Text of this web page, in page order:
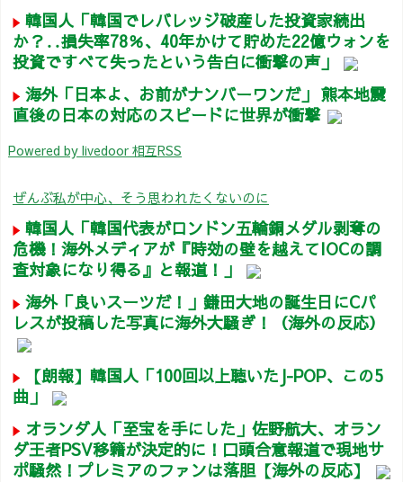
韓国人「韓国でレバレッジ破産した投資家続出
か？‥損失率78％、40年かけて貯めた22億ウォンを
投資ですべて失ったという告白に衝撃の声」
海外「日本よ、お前がナンバーワンだ」 熊本地震
直後の日本の対応のスピードに世界が衝撃
Powered by livedoor 相互RSS
ぜんぶ私が中心、そう思われたくないのに
韓国人「韓国代表がロンドン五輪銅メダル剥奪の
危機！海外メディアが『時効の壁を越えてIOCの調
査対象になり得る』と報道！」
海外「良いスーツだ！」鎌田大地の誕生日にCパ
レスが投稿した写真に海外大騒ぎ！（海外の反応）
【朗報】韓国人「100回以上聴いたJ-POP、この5
曲」
オランダ人「至宝を手にした」佐野航大、オラン
ダ王者PSV移籍が決定的に！口頭合意報道で現地サ
ポ騒然！プレミアのファンは落胆【海外の反応】